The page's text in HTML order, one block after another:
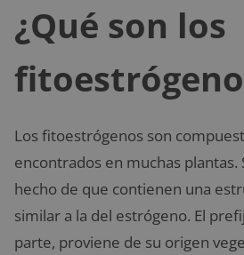
¿Qué son los
Los fitoestrógenos son
encontrados en muchas
hecho de que contienen una
similar a la del estrógeno. El
parte, proviene de su origen